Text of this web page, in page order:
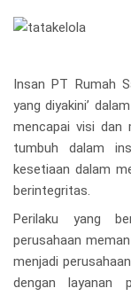
Insan PT Rumah
yang diyakini’
mencapai visi dan
tumbuh dalam
kesetiaan dalam
berintegritas.
Perilaku yang
perusahaan
menjadi
dengan layanan